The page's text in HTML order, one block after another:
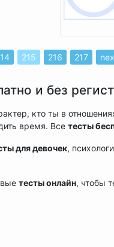
215 216 217
и без
кто ты в
время. Все тесты
для девочек,
тесты онлайн, чтобы